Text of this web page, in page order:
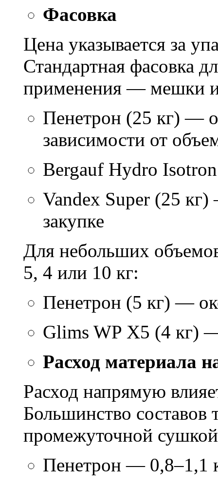
Фасовка
Цена указывается за
Стандартная фасовка
применения — мешки
Пенетрон (25 кг) —
зависимости от
Bergauf Hydro
Vandex Super (25
закупке
Для небольших
5, 4 или 10 кг:
Пенетрон (5 кг) —
Glims WP X5 (4 кг)
Расход материала
Расход напрямую
Большинство составов
промежуточной
Пенетрон — 0,8–1,1